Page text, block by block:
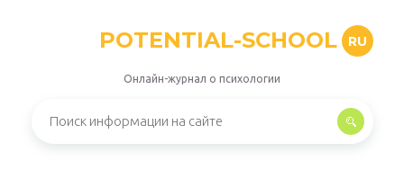
POTENTIAL-SCHOOL RU
Онлайн-журнал о психологии